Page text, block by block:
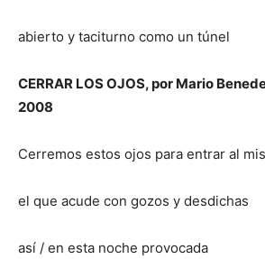
abierto y taciturno como un túnel
CERRAR LOS OJOS, por Mario
2008
Cerremos estos ojos para entrar al
el que acude con gozos y desdichas
así / en esta noche provocada